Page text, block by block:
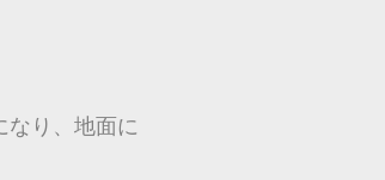
なり、地面に